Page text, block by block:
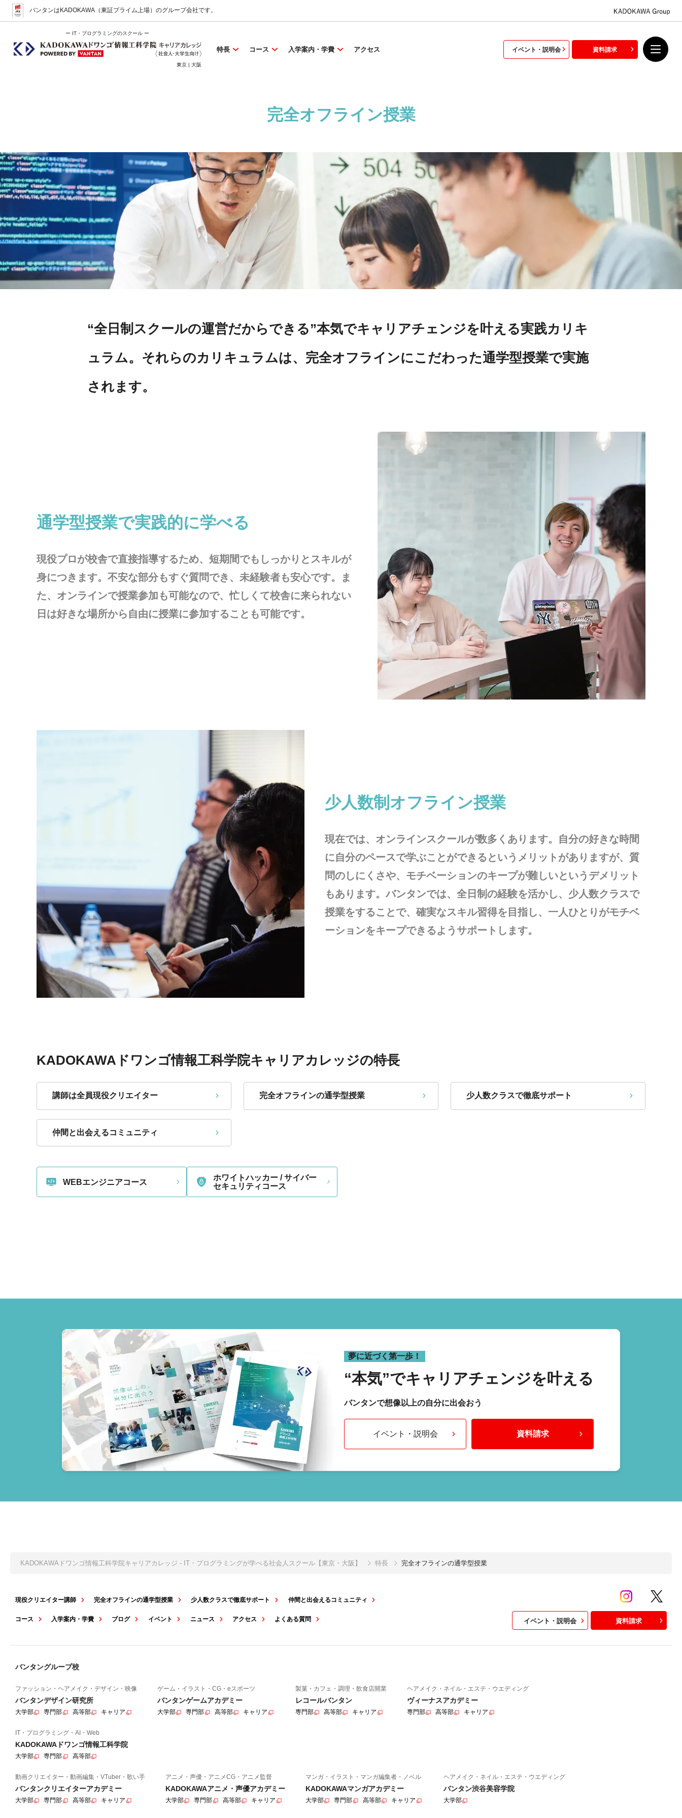
バンタンはKADOKAWA（東証プライム上場） のグループ会社です。
ー IT・プログラミングのスクール ー
東京 | 大阪
特長 コース 入学案内・学費 アクセス イベント・説明会 資料請求
完全オフライン授業
“全日制スクールの運営だからできる”本気でキャリアチェンジを叶える実践カリキ
ュラム。それらのカリキュラムは、完全オフラインにこだわった通学型授業で実施
されます。
通学型授業で実践的に学べる
現役プロが校舎で直接指導するため、短期間でもしっかりとスキルが
身につきます。不安な部分もすぐ質問でき、未経験者も安心です。ま
た、オンラインで授業参加も可能なので、忙しくて校舎に来られない
日は好きな場所から自由に授業に参加することも可能です。
少人数制オフライン授業
現在では、オンラインスクールが数多くあります。自分の好きな時間
に自分のペースで学ぶことができるというメリットがありますが、質
問のしにくさや、モチベーションのキープが難しいというデメリット
もあります。バンタンでは、全日制の経験を活かし、少人数クラスで
授業をすることで、確実なスキル習得を目指し、一人ひとりがモチベ
ーションをキープできるようサポートします。
KADOKAWAドワンゴ情報工科学院キャリアカレッジの特長
講師は全員現役クリエイター 完全オフラインの通学型授業 少人数クラスで徹底サポート
仲間と出会えるコミュニティ
WEBエンジニアコース
ホワイトハッカー / サイバー
セキュリティコース
夢に近づく第一歩！
“本気”でキャリアチェンジを叶える
バンタンで想像以上の自分に出会おう
イベント・説明会 資料請求
KADOKAWAドワンゴ情報工科学院キャリアカレッジ - IT・プログラミングが学べる社会人スクール【東京・大阪】 特長 完全オフラインの通学型授業
現役クリエイター講師 完全オフラインの通学型授業 少人数クラスで徹底サポート 仲間と出会えるコミュニティ
コース 入学案内・学費 ブログ イベント ニュース アクセス よくある質問 イベント・説明会 資料請求
バンタングループ校
ファッション・ヘアメイク・デザイン・映像
バンタンデザイン研究所
大学部 専門部 高等部 キャリア
ゲーム・イラスト・CG・eスポーツ
バンタンゲームアカデミー
大学部 専門部 高等部 キャリア
製菓・カフェ・調理・飲食店開業
レコールバンタン
専門部 高等部 キャリア
ヘアメイク・ネイル・エステ・ウエディング
ヴィーナスアカデミー
専門部 高等部 キャリア
IT・プログラミング・AI・Web
KADOKAWAドワンゴ情報工科学院
大学部 専門部 高等部
動画クリエイター・動画編集・VTuber・歌い手
バンタンクリエイターアカデミー
大学部 専門部 高等部 キャリア
アニメ・声優・アニメCG・アニメ監督
KADOKAWAアニメ・声優アカデミー
大学部 専門部 高等部 キャリア
マンガ・イラスト・マンガ編集者・ノベル
KADOKAWAマンガアカデミー
大学部 専門部 高等部 キャリア
ヘアメイク・ネイル・エステ・ウエディング
バンタン渋谷美容学院
大学部